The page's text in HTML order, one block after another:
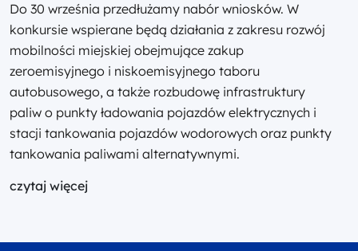
Do 30 września przedłużamy nabór wniosków. W
konkursie wspierane będą działania z zakresu rozwój
mobilności miejskiej obejmujące zakup
zeroemisyjnego i niskoemisyjnego taboru
autobusowego, a także rozbudowę infrastruktury
paliw o punkty ładowania pojazdów elektrycznych i
stacji tankowania pojazdów wodorowych oraz punkty
tankowania paliwami alternatywnymi.
czytaj więcej